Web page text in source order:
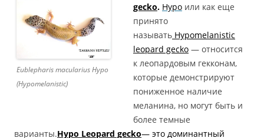
Eublepharis macularius Hypo
(Hypomelanistic)
gecko. Hypo или как еще
принято
называть Hypomelanistic
leopard gecko — относится
к леопардовым гекконам,
которые демонстрируют
пониженное наличие
меланина, но могут быть и
более темные
варианты.Hypo Leopard gecko— это доминантный